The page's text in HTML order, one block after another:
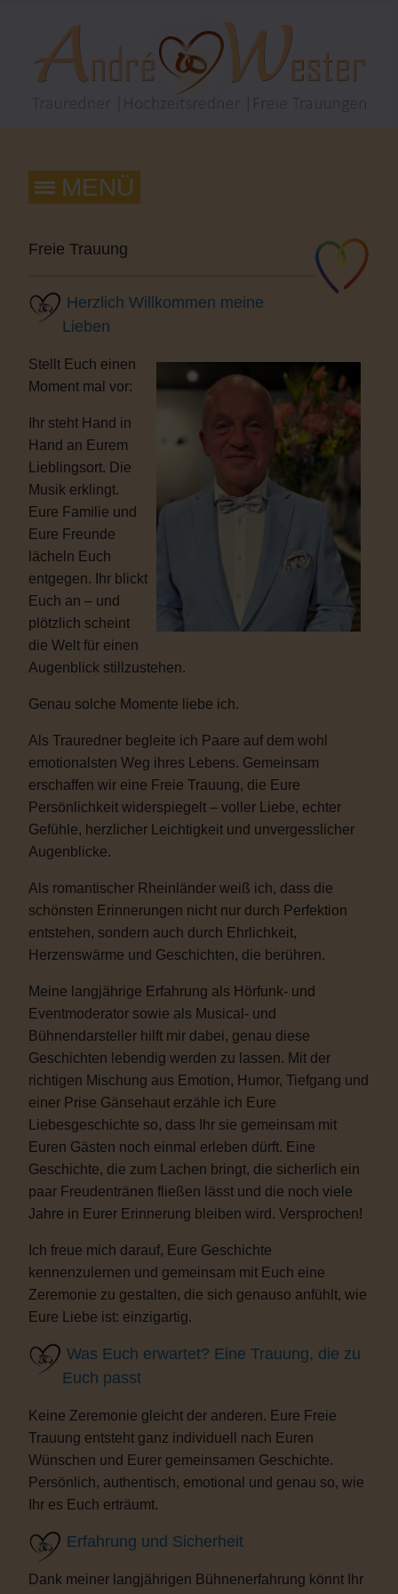
Freie Trauung
Herzlich Willkommen meine
Lieben
Stellt Euch einen
Moment mal vor:
Ihr steht Hand in
Hand an Eurem
Lieblingsort. Die
Musik erklingt.
Eure Familie und
Eure Freunde
lächeln Euch
entgegen. Ihr blickt
Euch an – und
plötzlich scheint
die Welt für einen
Augenblick stillzustehen.
Genau solche Momente liebe ich.
Als Trauredner begleite ich Paare auf dem wohl
emotionalsten Weg ihres Lebens. Gemeinsam
erschaffen wir eine Freie Trauung, die Eure
Persönlichkeit widerspiegelt – voller Liebe, echter
Gefühle, herzlicher Leichtigkeit und unvergesslicher
Augenblicke.
Als romantischer Rheinländer weiß ich, dass die
schönsten Erinnerungen nicht nur durch Perfektion
entstehen, sondern auch durch Ehrlichkeit,
Herzenswärme und Geschichten, die berühren.
Meine langjährige Erfahrung als Hörfunk- und
Eventmoderator sowie als Musical- und
Bühnendarsteller hilft mir dabei, genau diese
Geschichten lebendig werden zu lassen. Mit der
richtigen Mischung aus Emotion, Humor, Tiefgang und
einer Prise Gänsehaut erzähle ich Eure
Liebesgeschichte so, dass Ihr sie gemeinsam mit
Euren Gästen noch einmal erleben dürft. Eine
Geschichte, die zum Lachen bringt, die sicherlich ein
paar Freudentränen fließen lässt und die noch viele
Jahre in Eurer Erinnerung bleiben wird. Versprochen!
Ich freue mich darauf, Eure Geschichte
kennenzulernen und gemeinsam mit Euch eine
Zeremonie zu gestalten, die sich genauso anfühlt, wie
Eure Liebe ist: einzigartig.
Was Euch erwartet? Eine Trauung, die zu
Euch passt
Keine Zeremonie gleicht der anderen. Eure Freie
Trauung entsteht ganz individuell nach Euren
Wünschen und Eurer gemeinsamen Geschichte.
Persönlich, authentisch, emotional und genau so, wie
Ihr es Euch erträumt.
Erfahrung und Sicherheit
Dank meiner langjährigen Bühnenerfahrung könnt Ihr